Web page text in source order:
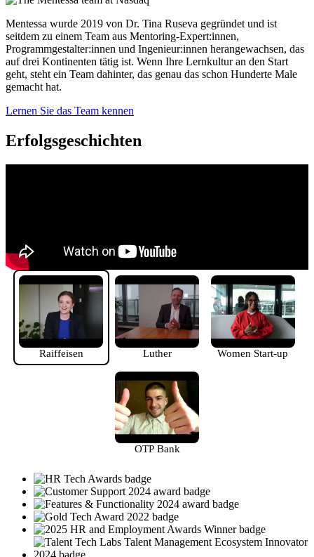
Mentessa wurde 2019 von Dr. Tina Ruseva gegründet und ist
seitdem zu einem Team aus Mentoring-Expert:innen,
Programmgestalter:innen und Ingenieur:innen herangewachsen, das
auf drei Kontinenten tätig ist. Wenn Ihre Lernkultur an den Start
geht, steht ein Team dahinter, das genau das schon Hunderte Male
gemacht hat.
Lernen Sie das Team kennen
Erfolgsgeschichten
Raiffeisen Luther Women Start-up
OTP Bank